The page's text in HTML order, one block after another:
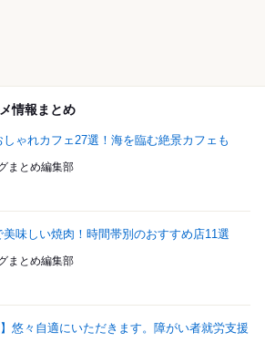
情報まとめ
しゃれカフェ27選！海を臨む絶景カフェも
まとめ編集部
美味しい焼肉！時間帯別のおすすめ店11選
まとめ編集部
】悠々自適にいただきます。障がい者就労支援